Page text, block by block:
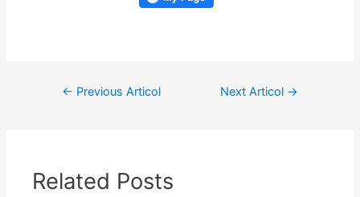
Navigare
← Previous Articol Next Articol →
Related Posts